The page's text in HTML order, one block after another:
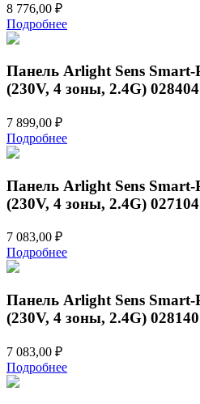
8 776,00 ₽
Подробнее
Панель Arlight Sens
(230V, 4 зоны, 2.4G) 028404
7 899,00 ₽
Подробнее
Панель Arlight Sens
(230V, 4 зоны, 2.4G) 027104
7 083,00 ₽
Подробнее
Панель Arlight Sens
(230V, 4 зоны, 2.4G) 028140
7 083,00 ₽
Подробнее